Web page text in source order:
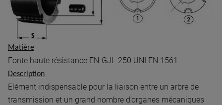
Matière
Fonte haute résistance EN-GJL-250 UNI EN 1561
Description
Elément indispensable pour la liaison entre un arbre de
transmission et un grand nombre d’organes mécaniques